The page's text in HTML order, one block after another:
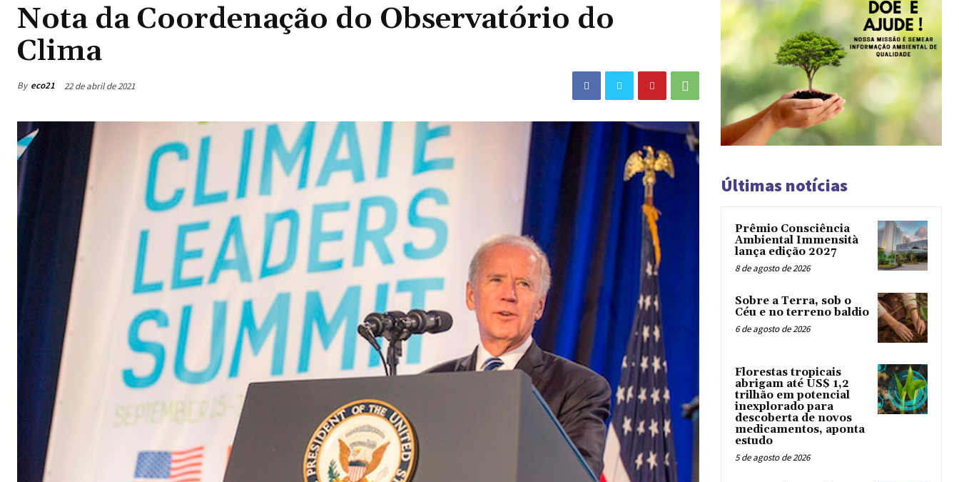
Nota da Coordenação do Observatório do
Clima
By eco21 22 de abril de 2021
Últimas notícias
Prêmio Consciência
Ambiental Immensità
lança edição 2027
8 de agosto de 2026
Sobre a Terra, sob o
Céu e no terreno baldio
6 de agosto de 2026
Florestas tropicais
abrigam até US$ 1,2
trilhão em potencial
inexplorado para
descoberta de novos
medicamentos, aponta
estudo
5 de agosto de 2026